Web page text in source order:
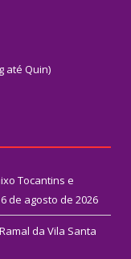
até Quin)
Tocantins e
6 de agosto de 2026
da Vila Santa